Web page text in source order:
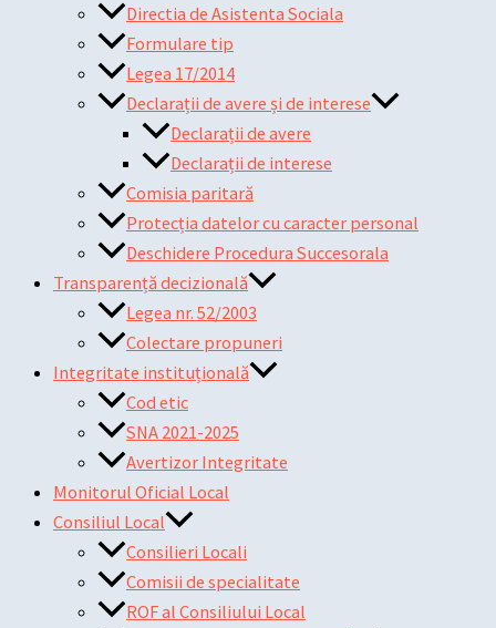
Directia de Asistenta Sociala
Formulare tip
Legea 17/2014
Declarații de avere și de interese
Declarații de avere
Declarații de interese
Comisia paritară
Protecția datelor cu caracter personal
Deschidere Procedura Succesorala
Transparență decizională
Legea nr. 52/2003
Colectare propuneri
Integritate instituțională
Cod etic
SNA 2021-2025
Avertizor Integritate
Monitorul Oficial Local
Consiliul Local
Consilieri Locali
Comisii de specialitate
ROF al Consiliului Local